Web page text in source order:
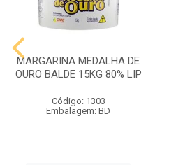
MARGARINA MEDALHA DE
OURO BALDE 15KG 80% LIP
Código: 1303
Embalagem: BD